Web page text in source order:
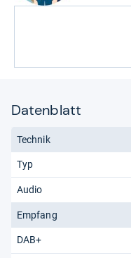
Datenblatt
Technik
Typ
Audio
Empfang
DAB+